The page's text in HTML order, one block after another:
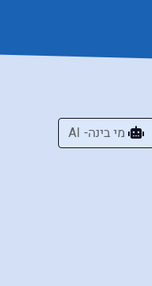
מי בינה- AI